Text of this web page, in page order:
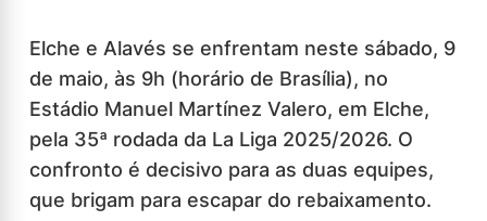
Elche e Alavés se enfrentam neste sábado, 9
de maio, às 9h (horário de Brasília), no
Estádio Manuel Martínez Valero, em Elche,
pela 35ª rodada da La Liga 2025/2026. O
confronto é decisivo para as duas equipes,
que brigam para escapar do rebaixamento.